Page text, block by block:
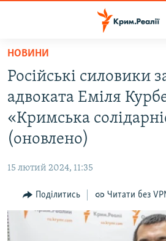
Перейти
основного
матеріалу
Перейти
до
основної
Перейти
пошуку
ВІДЕО ТА ФОТО
ПОЛІТИКА
ІНТЕРВ'Ю
ВСЕ ЗА ДЕНЬ
НОВИНИ
Російські силовики
адвоката Еміля
«Кримська
(оновлено)
15 лютий 2024, 11:35
Поділитись Читати без